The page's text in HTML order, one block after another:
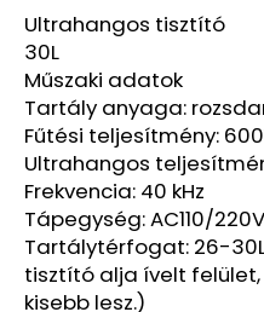
csillag.
Ultrahangos tisztító
30L
Műszaki adatok
Tartály anyaga:
Fűtési teljesítmény:
Ultrahangos
Frekvencia: 40 kHz
Tápegység: AC110/
Tartálytérfogat: 26-
tisztító alja ívelt
kisebb lesz.)